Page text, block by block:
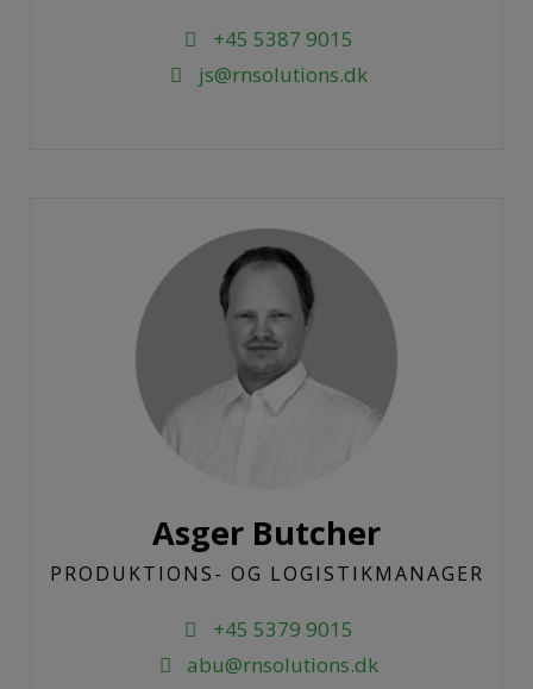
+45 5387 9015
js@rnsolutions.dk
Asger Butcher
PRODUKTIONS- OG LOGISTIKMANAGER
+45 5379 9015
abu@rnsolutions.dk